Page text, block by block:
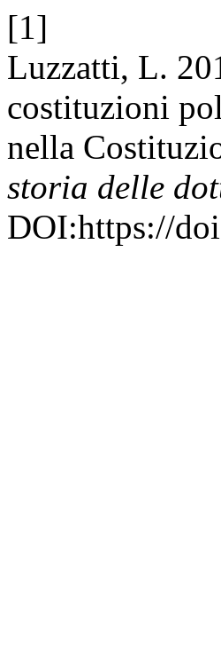
[1]
Luzzatti, L.
costituzioni
nella
storia delle
DOI:https://